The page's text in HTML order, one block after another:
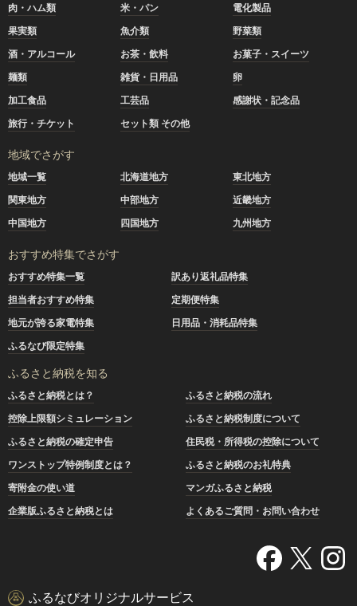
肉・ハム類 米・パン
電化製品
果実類
魚介類
野菜類
酒・アルコール
お茶・飲料
お菓子・スイーツ
麺類
雑貨・日用品
卵
加工食品
工芸品
感謝状・記念品
旅行・チケット
セット類 その他
地域でさがす
地域一覧 北海道地方
東北地方
関東地方
中部地方
近畿地方
中国地方
四国地方 九州地方
おすすめ特集でさがす
おすすめ特集一覧
訳あり返礼品特集
担当者おすすめ特集
定期便特集
地元が誇る家電特集
日用品・消耗品特集
ふるなび限定特集
ふるさと納税を知る
ふるさと納税とは？
ふるさと納税の流れ
控除上限額シミュレーション
ふるさと納税制度について
ふるさと納税の確定申告
住民税・所得税の控除について
ワンストップ特例制度とは？
ふるさと納税のお礼特典
寄附金の使い道
マンガふるさと納税
企業版ふるさと納税とは
よくあるご質問・お問い合わせ
ふるなびオリジナルサービス